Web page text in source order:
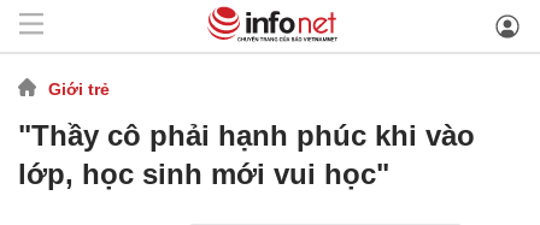
Giới trẻ
"Thầy cô phải hạnh phúc khi vào
lớp, học sinh mới vui học"